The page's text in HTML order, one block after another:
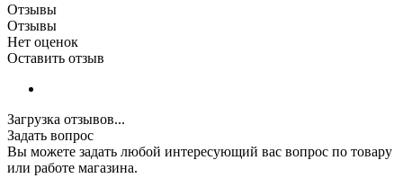
Отзывы
Отзывы
Нет оценок
Оставить отзыв
Загрузка отзывов...
Задать вопрос
Вы можете задать любой интересующий вас вопрос по товару
или работе магазина.